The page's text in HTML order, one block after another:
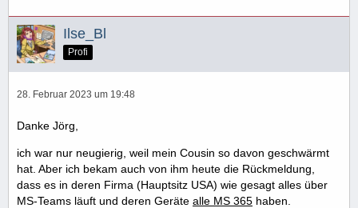
Ilse_Bl
Profi
28. Februar 2023 um 19:48
Danke Jörg,
ich war nur neugierig, weil mein Cousin so davon geschwärmt
hat. Aber ich bekam auch von ihm heute die Rückmeldung,
dass es in deren Firma (Hauptsitz USA) wie gesagt alles über
MS-Teams läuft und deren Geräte alle MS 365 haben.